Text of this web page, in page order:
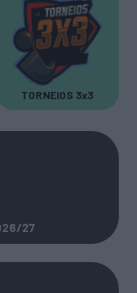
TORNEIOS 3x3
27